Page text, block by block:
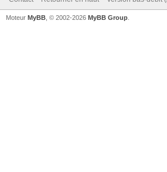
Moteur MyBB , © 2002-2026 MyBB Group